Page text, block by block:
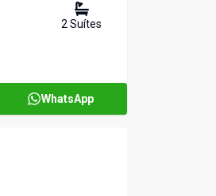
2Suítes
WhatsApp